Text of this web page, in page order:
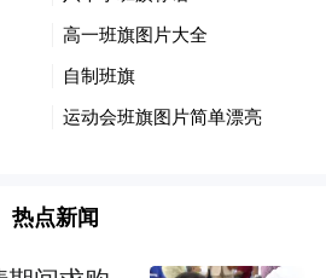
地飞奔出去吗？且慢！
热点新闻